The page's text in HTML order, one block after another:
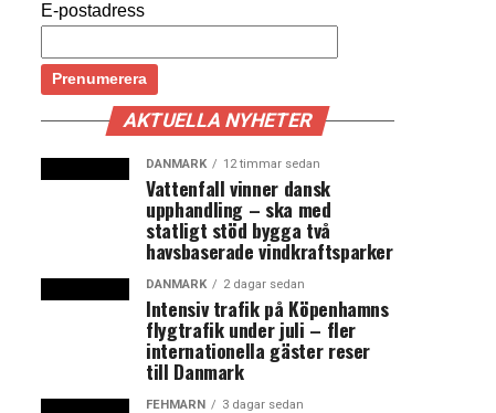
E-postadress
AKTUELLA NYHETER
DANMARK 12 timmar sedan
Vattenfall vinner dansk
upphandling – ska med
statligt stöd bygga två
havsbaserade vindkraftsparker
DANMARK 2 dagar sedan
Intensiv trafik på Köpenhamns
flygtrafik under juli – fler
internationella gäster reser
till Danmark
FEHMARN 3 dagar sedan